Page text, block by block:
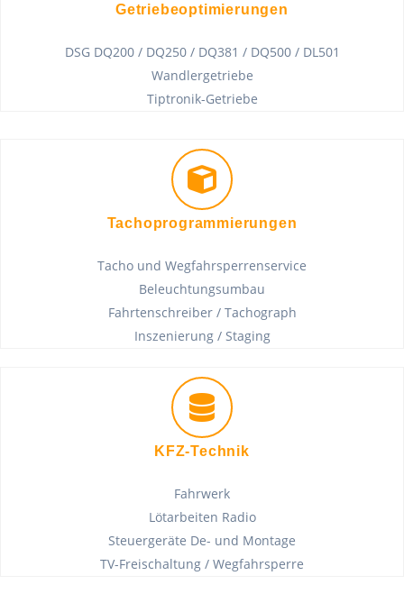
Getriebeoptimierungen
DSG DQ200 / DQ250 / DQ381 / DQ500 / DL501
Wandlergetriebe
Tiptronik-Getriebe
Tachoprogrammierungen
Tacho und Wegfahrsperrenservice
Beleuchtungsumbau
Fahrtenschreiber / Tachograph
Inszenierung / Staging
KFZ-Technik
Fahrwerk
Lötarbeiten Radio
Steuergeräte De- und Montage
TV-Freischaltung / Wegfahrsperre